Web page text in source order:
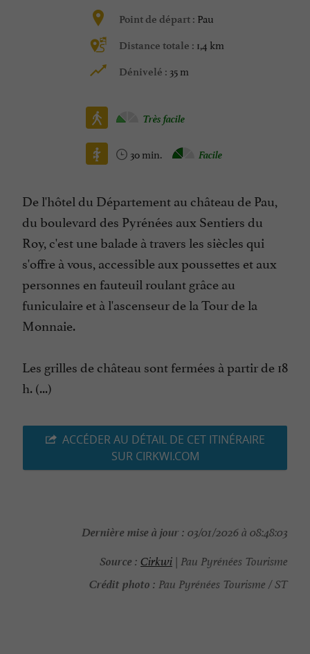
Point de départ : Pau
Distance totale : 1,4 km
Dénivelé : 35 m
Très facile
30 min. Facile
De l'hôtel du Département au château de Pau,
du boulevard des Pyrénées aux Sentiers du
Roy, c'est une balade à travers les siècles qui
s'offre à vous, accessible aux poussettes et aux
personnes en fauteuil roulant grâce au
funiculaire et à l'ascenseur de la Tour de la
Monnaie.
Les grilles de château sont fermées à partir de 18
h. (...)
ACCÉDER AU DÉTAIL DE CET ITINÉRAIRE
SUR CIRKWI.COM
Dernière mise à jour : 03/01/2026 à 08:48:03
Source : Cirkwi | Pau Pyrénées Tourisme
Crédit photo : Pau Pyrénées Tourisme / ST